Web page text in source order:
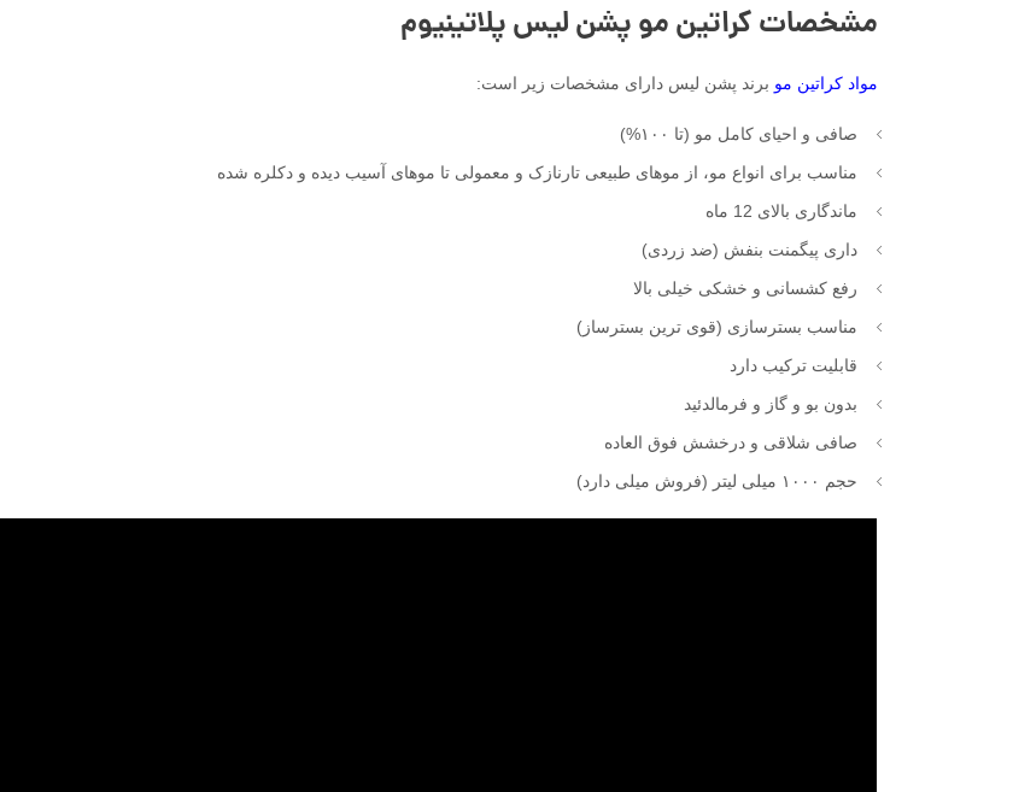
مشخصات کراتین مو پشن لیس پلاتینیوم
مواد کراتین مو برند پشن لیس دارای مشخصات زیر است:
صافی و احیای کامل مو (تا ۱۰۰%)
مناسب برای انواع مو، از موهای طبیعی تارنازک و معمولی تا موهای آسیب دیده و دکلره شده
ماندگاری بالای 12 ماه
داری پیگمنت بنفش (ضد زردی)
رفع کشسانی و خشکی خیلی بالا
مناسب بسترسازی (قوی ترین بسترساز)
قابلیت ترکیب دارد
بدون بو و گاز و فرمالدئید
صافی شلاقی و درخشش فوق العاده
حجم ۱۰۰۰ میلی لیتر (فروش میلی دارد)